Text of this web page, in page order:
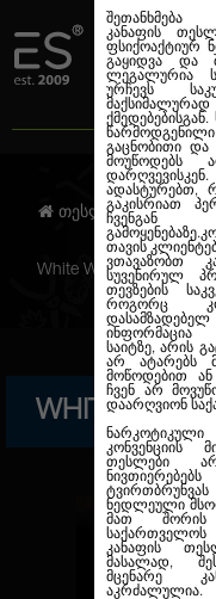
შეთანხმება
კანაფის
ფსიქოაქტიურ
გაყიდვა და
ლეგალურია
ურჩევს
მაქსიმალურად
გაცნობითი და
მოუწოდებს
ადასტურებთ,
გაკისრიათ
ჩვენგან
თავის
ვთავაზობთ
სუვენირულ
თევზების
როგორც
ინფორმაცია
საიტზე, არის
არ ატარებს
მოწოდებით
ჩვენ არ
დაარღვიონ
კონვენციის
თესლები
ნედლეული
მათ შორის
კანაფის
მასალად,
მცენარე
აკრძალულია.
თესლების კანაფი
White Widow Feminised
WHITE